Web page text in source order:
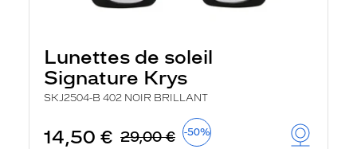
Lunettes de soleil
Signature Krys
SKJ2504-B 402 NOIR BRILLANT
14,50 € 29,00 € -50%